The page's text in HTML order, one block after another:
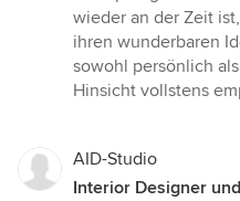
wieder an der Zeit
ihren wunderbaren
sowohl persönlich
Hinsicht vollstens
AID-Studio
Interior Designer